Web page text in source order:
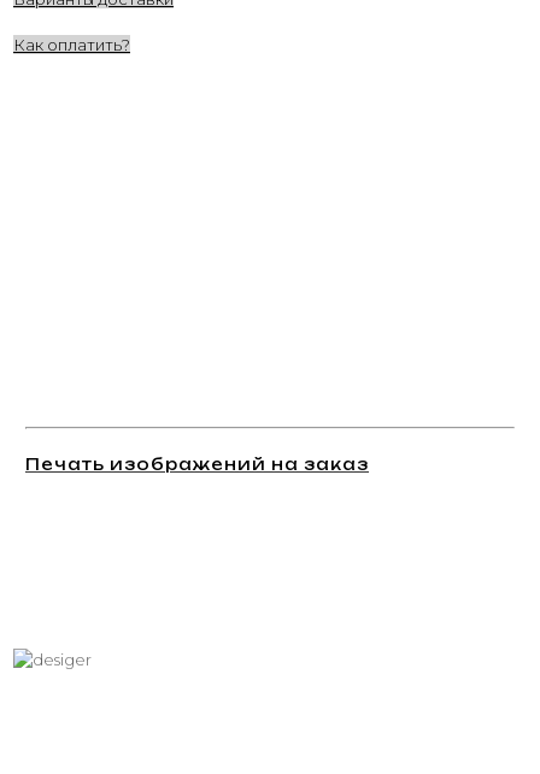
Как оплатить?
Печать изображений на заказ